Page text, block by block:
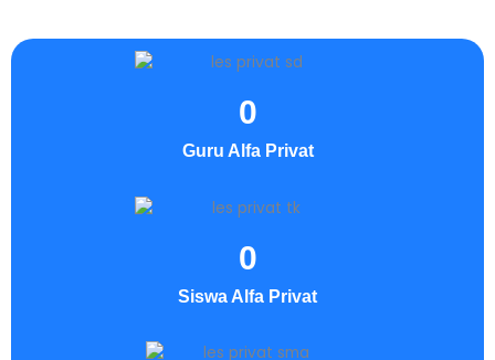
Guru Alfa Privat
0
Siswa Alfa Privat
0